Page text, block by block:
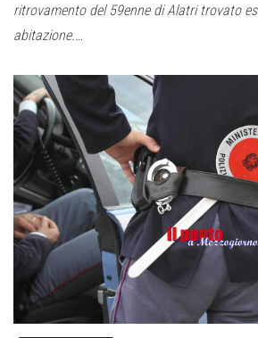
ritrovamento del 59enne di Alatri trovato
abitazione.…